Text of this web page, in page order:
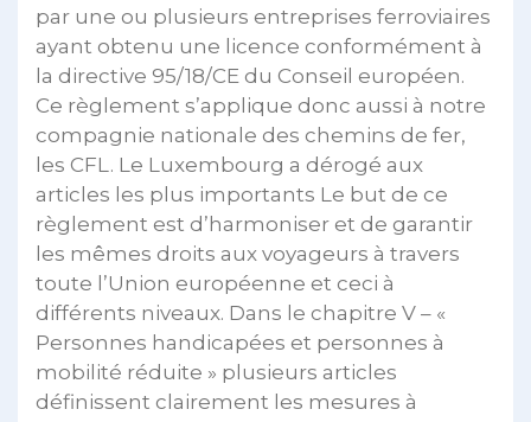
par une ou plusieurs entreprises ferroviaires
ayant obtenu une licence conformément à
la directive 95/18/CE du Conseil européen.
Ce règlement s’applique donc aussi à notre
compagnie nationale des chemins de fer,
les CFL. Le Luxembourg a dérogé aux
articles les plus importants Le but de ce
règlement est d’harmoniser et de garantir
les mêmes droits aux voyageurs à travers
toute l’Union européenne et ceci à
différents niveaux. Dans le chapitre V – «
Personnes handicapées et personnes à
mobilité réduite » plusieurs articles
définissent clairement les mesures à